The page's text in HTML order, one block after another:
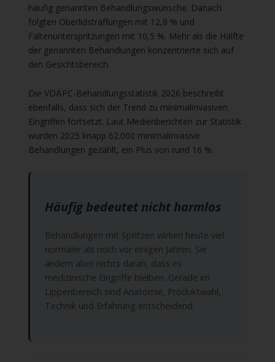
häufig genannten Behandlungswünsche. Danach
folgten Oberlidstraffungen mit 12,8 % und
Faltenunterspritzungen mit 10,5 %. Mehr als die Hälfte
der genannten Behandlungen konzentrierte sich auf
den Gesichtsbereich.
Die VDÄPC-Behandlungsstatistik 2026 beschreibt
ebenfalls, dass sich der Trend zu minimalinvasiven
Eingriffen fortsetzt. Laut Medienberichten zur Statistik
wurden 2025 knapp 62.000 minimalinvasive
Behandlungen gezählt, ein Plus von rund 16 %.
Häufig bedeutet nicht harmlos
Behandlungen mit Spritzen wirken heute viel
normaler als noch vor einigen Jahren. Sie
ändern aber nichts daran, dass es
medizinische Eingriffe bleiben. Gerade im
Lippenbereich sind Anatomie, Produktwahl,
Technik und Erfahrung entscheidend.